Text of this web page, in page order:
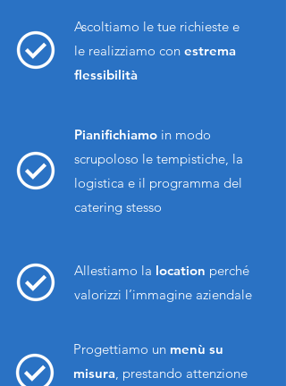
Ascoltiamo le tue richieste e
le realizziamo con estrema
flessibilità
Pianifichiamo in modo
scrupoloso le tempistiche, la
logistica e il programma del
catering stesso
Allestiamo la location perché
valorizzi l’immagine aziendale
Progettiamo un menù su
misura, prestando attenzione